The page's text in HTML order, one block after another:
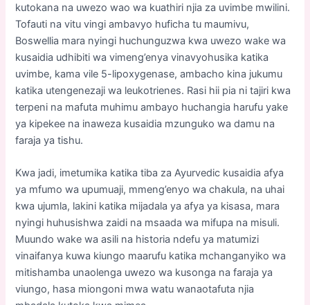
kutokana na uwezo wao wa kuathiri njia za uvimbe mwilini.
Tofauti na vitu vingi ambavyo huficha tu maumivu,
Boswellia mara nyingi huchunguzwa kwa uwezo wake wa
kusaidia udhibiti wa vimeng’enya vinavyohusika katika
uvimbe, kama vile 5-lipoxygenase, ambacho kina jukumu
katika utengenezaji wa leukotrienes. Rasi hii pia ni tajiri kwa
terpeni na mafuta muhimu ambayo huchangia harufu yake
ya kipekee na inaweza kusaidia mzunguko wa damu na
faraja ya tishu.
Kwa jadi, imetumika katika tiba za Ayurvedic kusaidia afya
ya mfumo wa upumuaji, mmeng’enyo wa chakula, na uhai
kwa ujumla, lakini katika mijadala ya afya ya kisasa, mara
nyingi huhusishwa zaidi na msaada wa mifupa na misuli.
Muundo wake wa asili na historia ndefu ya matumizi
vinaifanya kuwa kiungo maarufu katika mchanganyiko wa
mitishamba unaolenga uwezo wa kusonga na faraja ya
viungo, hasa miongoni mwa watu wanaotafuta njia